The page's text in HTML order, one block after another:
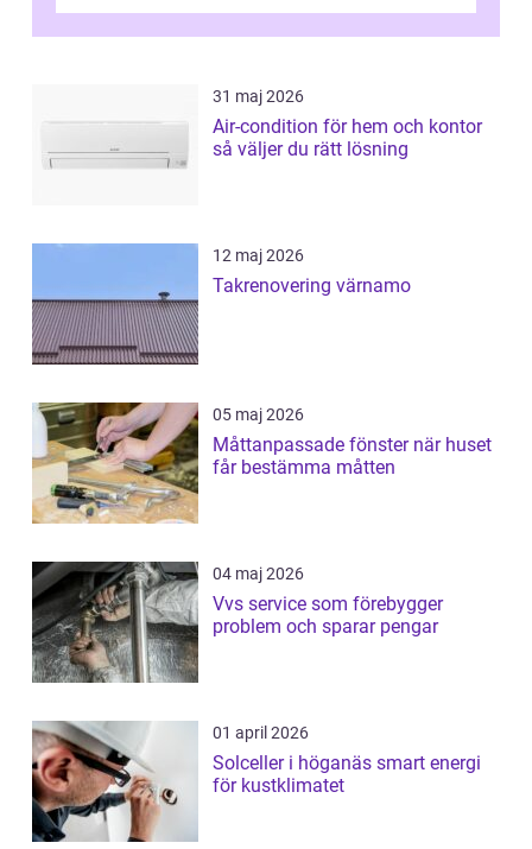
31 maj 2026
Air-condition för hem och kontor
så väljer du rätt lösning
12 maj 2026
Takrenovering värnamo
05 maj 2026
Måttanpassade fönster när huset
får bestämma måtten
04 maj 2026
Vvs service som förebygger
problem och sparar pengar
01 april 2026
Solceller i höganäs smart energi
för kustklimatet